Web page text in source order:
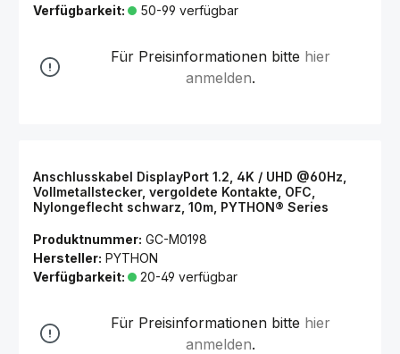
Verfügbarkeit:
50-99 verfügbar
Für Preisinformationen bitte hier
anmelden.
Anschlusskabel DisplayPort 1.2, 4K / UHD @60Hz,
Vollmetallstecker, vergoldete Kontakte, OFC,
Nylongeflecht schwarz, 10m, PYTHON® Series
Produktnummer: GC-M0198
Hersteller: PYTHON
Verfügbarkeit:
20-49 verfügbar
Für Preisinformationen bitte hier
anmelden.